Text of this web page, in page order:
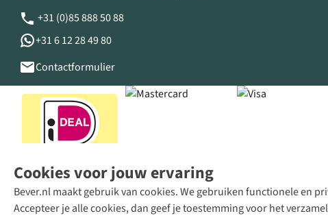
Cookies voor jouw ervaring
Bever.nl maakt gebruik van cookies. We gebruiken functionele en
Accepteer je alle cookies, dan geef je toestemming voor het
+31 (0)85 888 50 88
+31 6 12 28 49 80
Contactformulier